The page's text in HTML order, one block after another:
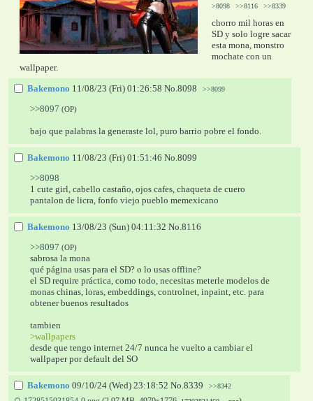
>8098
>>8116 >>8339
chorro mil horas en
SD y solo logre sacar
esta mona, monstro
mochate con un
wallpaper.
Bakemono 11/08/23 (Fri) 01:26:58 No. 8098 >>8099
>>8097 (OP)
bajo que palabras la generaste lol, puro barrio pobre el fondo.
Bakemono 11/08/23 (Fri) 01:51:46 No. 8099
>>8098
1 cute girl, cabello castaño, ojos cafes, chaqueta de cuero
pantalon de licra, fonfo viejo pueblo memexicano
Bakemono 13/08/23 (Sun) 04:11:32 No. 8116
>>8097 (OP)
sabrosa la mona
qué página usas para el SD? o lo usas offline?
el SD require práctica, como todo, necesitas meterle modelos de
monas chinas, loras, embeddings, controlnet, inpaint, etc. para
obtener buenos resultados
tambien
>wallpapers
desde que tengo internet 24/7 nunca he vuelto a cambiar el
wallpaper por default del SO
Bakemono 09/10/24 (Wed) 23:18:52 No. 8339 >>8342